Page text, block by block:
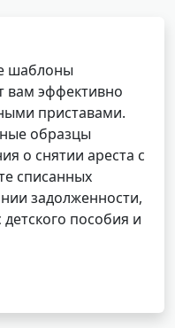
шаблоны
вам эффективно
приставами.
образцы
о снятии ареста с
списанных
задолженности,
пособия и